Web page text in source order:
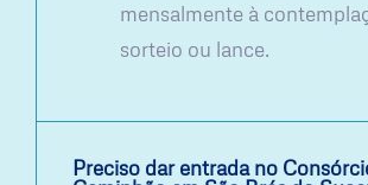
mensalmente à
sorteio ou lance.
Preciso dar entrada no